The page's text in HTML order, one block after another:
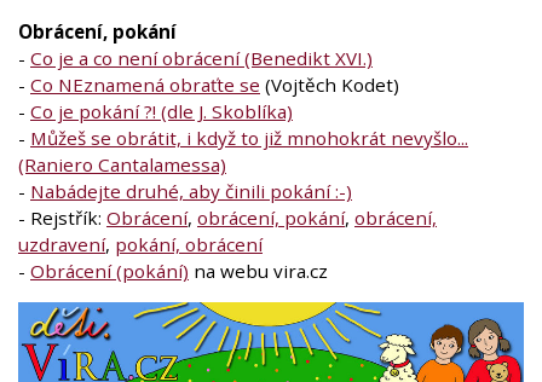
Obrácení, pokání
- Co je a co není obrácení (Benedikt XVI.)
- Co NEznamená obraťte se (Vojtěch Kodet)
- Co je pokání ?! (dle J. Skoblíka)
- Můžeš se obrátit, i když to již mnohokrát nevyšlo...
(Raniero Cantalamessa)
- Nabádejte druhé, aby činili pokání :-)
- Rejstřík: Obrácení, obrácení, pokání, obrácení,
uzdravení, pokání, obrácení
- Obrácení (pokání) na webu vira.cz